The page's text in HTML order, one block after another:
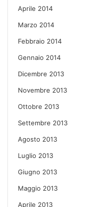
Aprile 2014
Marzo 2014
Febbraio 2014
Gennaio 2014
Dicembre 2013
Novembre 2013
Ottobre 2013
Settembre 2013
Agosto 2013
Luglio 2013
Giugno 2013
Maggio 2013
Aprile 2013